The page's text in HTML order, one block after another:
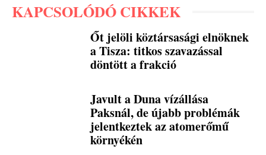
KAPCSOLÓDÓ CIKKEK
Őt jelöli köztársasági elnöknek
a Tisza: titkos szavazással
döntött a frakció
Javult a Duna vízállása
Paksnál, de újabb problémák
jelentkeztek az atomerőmű
környékén